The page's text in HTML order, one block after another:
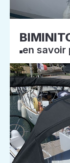
en savoir